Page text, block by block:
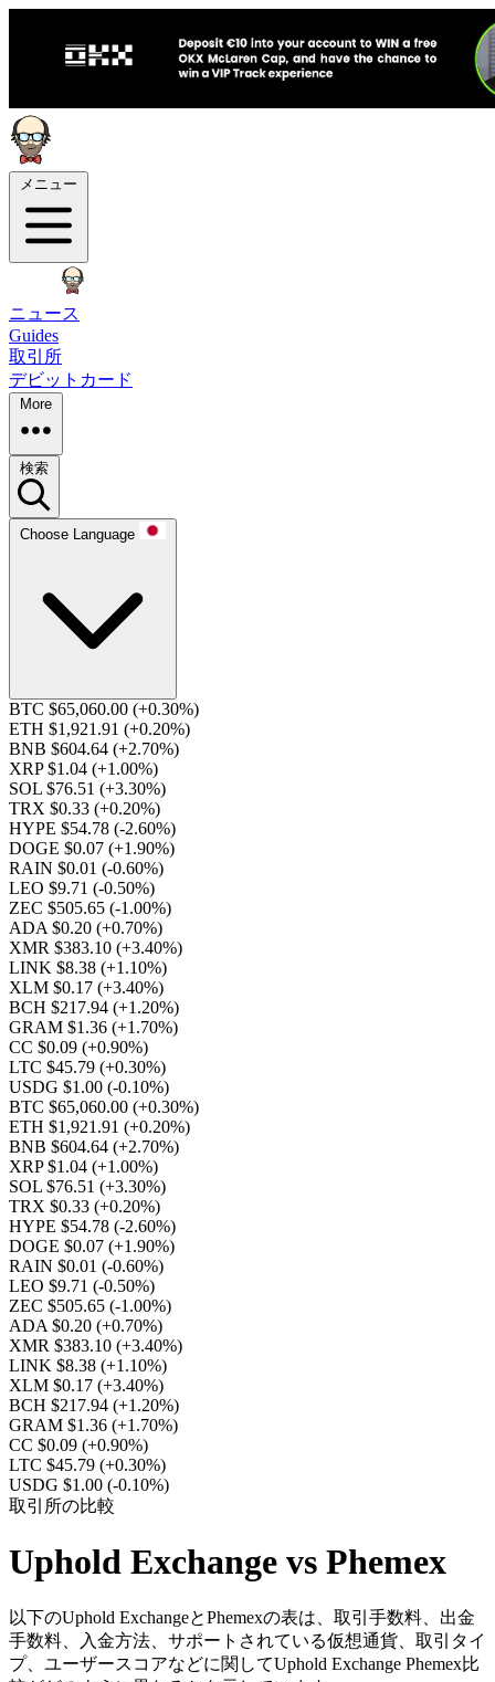
メニュー
ニュース
Guides
取引所
デビットカード
More
検索
Choose Language
BTC $65,060.00 (+0.30%)
ETH $1,921.91 (+0.20%)
BNB $604.64 (+2.70%)
XRP $1.04 (+1.00%)
SOL $76.51 (+3.30%)
TRX $0.33 (+0.20%)
HYPE $54.78 (-2.60%)
DOGE $0.07 (+1.90%)
RAIN $0.01 (-0.60%)
LEO $9.71 (-0.50%)
ZEC $505.65 (-1.00%)
ADA $0.20 (+0.70%)
XMR $383.10 (+3.40%)
LINK $8.38 (+1.10%)
XLM $0.17 (+3.40%)
BCH $217.94 (+1.20%)
GRAM $1.36 (+1.70%)
CC $0.09 (+0.90%)
LTC $45.79 (+0.30%)
USDG $1.00 (-0.10%)
BTC $65,060.00 (+0.30%)
ETH $1,921.91 (+0.20%)
BNB $604.64 (+2.70%)
XRP $1.04 (+1.00%)
SOL $76.51 (+3.30%)
TRX $0.33 (+0.20%)
HYPE $54.78 (-2.60%)
DOGE $0.07 (+1.90%)
RAIN $0.01 (-0.60%)
LEO $9.71 (-0.50%)
ZEC $505.65 (-1.00%)
ADA $0.20 (+0.70%)
XMR $383.10 (+3.40%)
LINK $8.38 (+1.10%)
XLM $0.17 (+3.40%)
BCH $217.94 (+1.20%)
GRAM $1.36 (+1.70%)
CC $0.09 (+0.90%)
LTC $45.79 (+0.30%)
USDG $1.00 (-0.10%)
取引所の比較
Uphold Exchange vs Phemex
以下のUphold ExchangeとPhemexの表は、取引手数料、出金
手数料、入金方法、サポートされている仮想通貨、取引タイ
プ、ユーザースコアなどに関してUphold Exchange Phemex比